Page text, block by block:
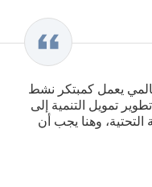
يعمل كمبتكر نشط
تمويل التنمية إلى
التحتية، وهنا يجب أن